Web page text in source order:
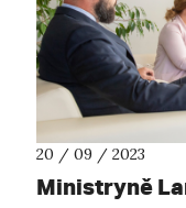
20 / 09 / 2023
Ministryně